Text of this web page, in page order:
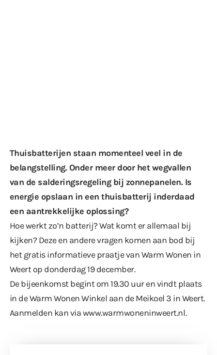
Thuisbatterijen staan momenteel veel in de
belangstelling. Onder meer door het wegvallen
van de salderingsregeling bij zonnepanelen. Is
energie opslaan in een thuisbatterij inderdaad
een aantrekkelijke oplossing?
Hoe werkt zo’n batterij? Wat komt er allemaal bij
kijken? Deze en andere vragen komen aan bod bij
het gratis informatieve praatje van Warm Wonen in
Weert op donderdag 19 december.
De bijeenkomst begint om 19.30 uur en vindt plaats
in de Warm Wonen Winkel aan de Meikoel 3 in Weert.
Aanmelden kan viawww.warmwoneninweert.nl.